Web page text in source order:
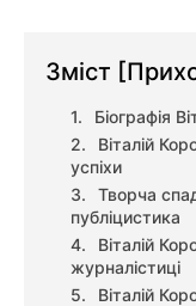
Зміст
Біографія
Віталій
успіхи
Творча
публіцистика
Віталій
журналістиці
Віталій